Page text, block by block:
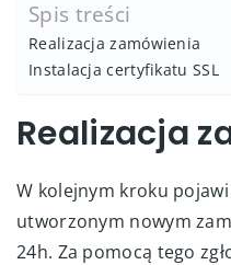
Spis treści
Realizacja zamówienia
Instalacja certyfikatu SSL
Realizacja
W kolejnym kroku
utworzonym nowym
24h. Za pomocą tego